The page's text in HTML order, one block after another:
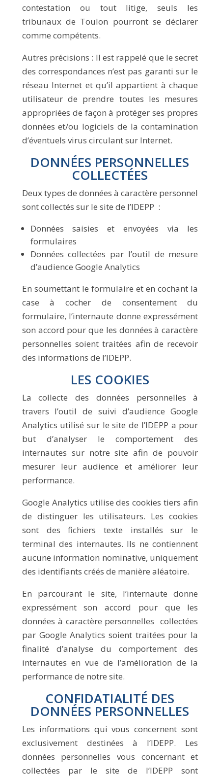
contestation ou tout litige, seuls les
tribunaux de Toulon pourront se déclarer
comme compétents.
Autres précisions : Il est rappelé que le secret
des correspondances n’est pas garanti sur le
réseau Internet et qu’il appartient à chaque
utilisateur de prendre toutes les mesures
appropriées de façon à protéger ses propres
données et/ou logiciels de la contamination
d’éventuels virus circulant sur Internet.
DONNÉES PERSONNELLES
COLLECTÉES
Deux types de données à caractère personnel
sont collectés sur le site de l’IDEPP :
Données saisies et envoyées via les
formulaires
Données collectées par l’outil de mesure
d’audience Google Analytics
En soumettant le formulaire et en cochant la
case à cocher de consentement du
formulaire, l’internaute donne expressément
son accord pour que les données à caractère
personnelles soient traitées afin de recevoir
des informations de l’IDEPP.
LES COOKIES
La collecte des données personnelles à
travers l’outil de suivi d’audience Google
Analytics utilisé sur le site de l’IDEPP a pour
but d’analyser le comportement des
internautes sur notre site afin de pouvoir
mesurer leur audience et améliorer leur
performance.
Google Analytics utilise des cookies tiers afin
de distinguer les utilisateurs. Les cookies
sont des fichiers texte installés sur le
terminal des internautes. Ils ne contiennent
aucune information nominative, uniquement
des identifiants créés de manière aléatoire.
En parcourant le site, l’internaute donne
expressément son accord pour que les
données à caractère personnelles collectées
par Google Analytics soient traitées pour la
finalité d’analyse du comportement des
internautes en vue de l’amélioration de la
performance de notre site.
CONFIDATIALITÉ DES
DONNÉES PERSONNELLES
Les informations qui vous concernent sont
exclusivement destinées à l’IDEPP. Les
données personnelles vous concernant et
collectées par le site de l’IDEPP sont